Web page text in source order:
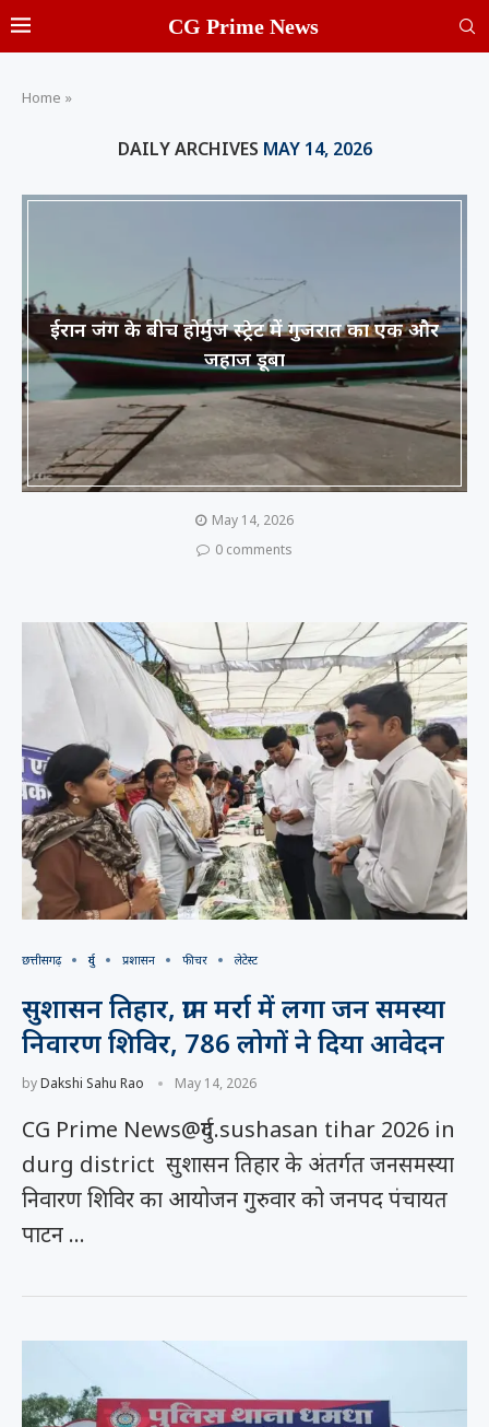
CG Prime News
Home »
DAILY ARCHIVES MAY 14, 2026
ईरान जंग के बीच होर्मुज स्ट्रेट में गुजरात का एक और
जहाज डूबा
May 14, 2026
0 comments
छत्तीसगढ़ दुर्ग प्रशासन फीचर लेटेस्ट
सुशासन तिहार, ग्राम मर्रा में लगा जन समस्या
निवारण शिविर, 786 लोगों ने दिया आवेदन
byDakshi Sahu Rao May 14, 2026
CG Prime News@दुर्ग.sushasan tihar 2026 in
durg district सुशासन तिहार के अंतर्गत जनसमस्या
निवारण शिविर का आयोजन गुरुवार को जनपद पंचायत
पाटन …